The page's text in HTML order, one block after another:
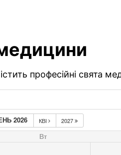
професійні свята
2026 КВІ 2027
Вт